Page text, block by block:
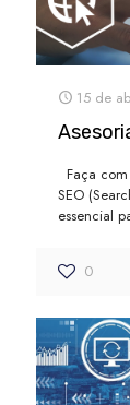
15 de
Faça
SEO
essencial
0